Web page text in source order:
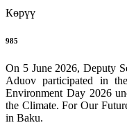
Көрүү
985
On 5 June 2026, Deputy
Aduov participated in
Environment Day 2026
the Climate. For Our
in Baku.